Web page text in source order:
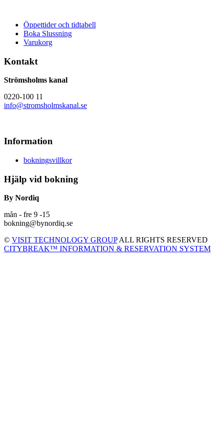
Öppettider och tidtabell
Boka Slussning
Varukorg
Kontakt
Strömsholms kanal
0220-100 11
info@stromsholmskanal.se
Information
bokningsvillkor
Hjälp vid bokning
By Nordiq
mån - fre 9 -15
bokning@bynordiq.se
© VISIT TECHNOLOGY GROUPALL RIGHTS RESERVED
CITYBREAK™ INFORMATION & RESERVATION SYSTEM